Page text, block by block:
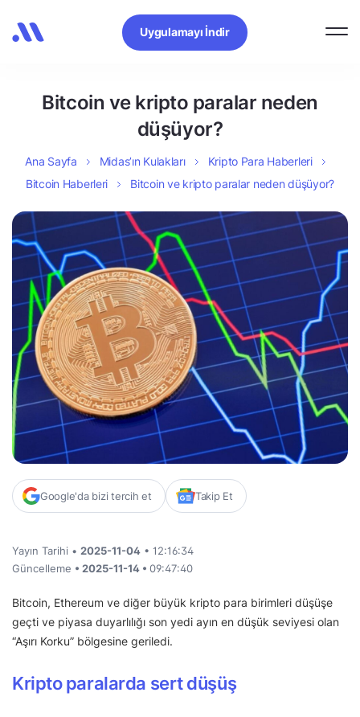
Uygulamayı İndir
Bitcoin ve kripto paralar neden
düşüyor?
Ana Sayfa Midas’ın Kulakları
Kripto Para Haberleri
Bitcoin Haberleri
Bitcoin ve kripto paralar neden düşüyor?
Google'da bizi tercih et Takip Et
Yayın Tarihi • 2025-11-04 • 12:16:34
Güncelleme • 2025-11-14 • 09:47:40
Bitcoin, Ethereum ve diğer büyük kripto para birimleri düşüşe
geçti ve piyasa duyarlılığı son yedi ayın en düşük seviyesi olan
“Aşırı Korku” bölgesine geriledi.
Kripto paralarda sert düşüş